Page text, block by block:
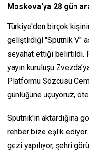
Moskova'ya 28 gün
Türkiye'den birçok
geliştirdiği "Sputnik V"
seyahat ettiği belirtildi.
yayın kuruluşu
Platformu Sözcüsü
günlüğüne uçuyoruz,
Sputnik'in aktardığına
rehber bize eşlik
gezi yapılıyor, şehri